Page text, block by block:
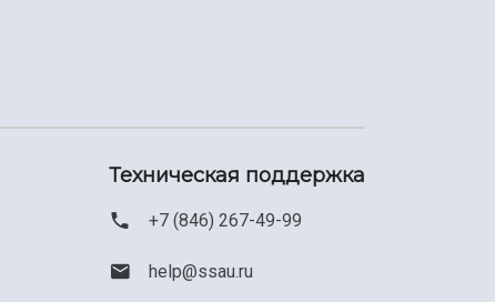
Техническая поддержка
+7 (846) 267-49-99
help@ssau.ru